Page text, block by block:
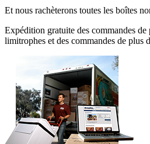
Et nous rachèterons toutes les boîtes
Expédition gratuite des commandes de
limitrophes et des commandes de plus